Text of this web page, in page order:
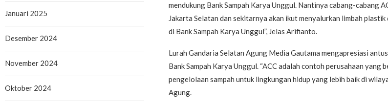
mendukung Bank Sampah Karya Unggul. Nantinya cabang-cabang
Jakarta Selatan dan sekitarnya akan ikut menyalurkan limbah
di Bank Sampah Karya Unggul”, Jelas Arifianto.
Lurah Gandaria Selatan Agung Media Gautama mengapresiasi
Bank Sampah Karya Unggul. “ACC adalah contoh perusahaan yang
pengelolaan sampah untuk lingkungan hidup yang lebih baik di
Agung.
Januari 2025
Desember 2024
November 2024
Oktober 2024